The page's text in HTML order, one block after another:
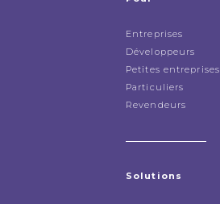
Entreprises
Développeurs
Petites entreprises
Particuliers
Revendeurs
Solutions